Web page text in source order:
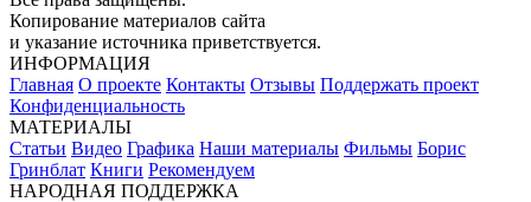
Копирование материалов сайта
и указание источника приветствуется.
ИНФОРМАЦИЯ
Главная О проекте Контакты Отзывы Поддержать проект
Конфиденциальность
МАТЕРИАЛЫ
Статьи Видео Графика Наши материалы Фильмы Борис
Гринблат Книги Рекомендуем
НАРОДНАЯ ПОДДЕРЖКА